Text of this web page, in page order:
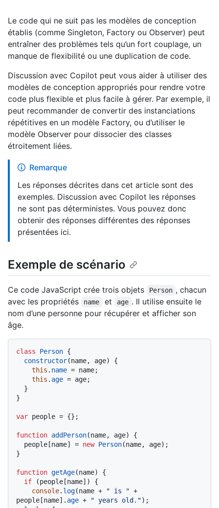
Le code qui ne suit pas les modèles de conception
établis (comme Singleton, Factory ou Observer) peut
entraîner des problèmes tels qu’un fort couplage, un
manque de flexibilité ou une duplication de code.
Discussion avec Copilot peut vous aider à utiliser des
modèles de conception appropriés pour rendre votre
code plus flexible et plus facile à gérer. Par exemple, il
peut recommander de convertir des instanciations
répétitives en un modèle Factory, ou d’utiliser le
modèle Observer pour dissocier des classes
étroitement liées.
Remarque
Les réponses décrites dans cet article sont des
exemples. Discussion avec Copilot les réponses
ne sont pas déterministes. Vous pouvez donc
obtenir des réponses différentes des réponses
présentées ici.
Exemple de scénario
Ce code JavaScript crée trois objets Person , chacun
avec les propriétés
name et age . Il utilise ensuite le
nom d’une personne pour récupérer et afficher son
âge.
class Person {
constructor(name, age) {
this . name = name;
this . age = age;
}
var people = {};
function addPerson(name, age) {
  people[name] =
new Person(name, age);
}
function getAge(name) {
if (people[name]) {
console. log(name + " is " +
people[name]. age + " years old.");